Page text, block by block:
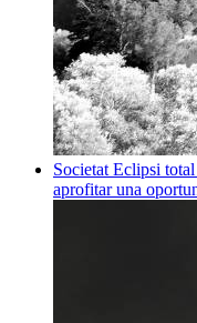
Societat Eclipsi total
aprofitar una